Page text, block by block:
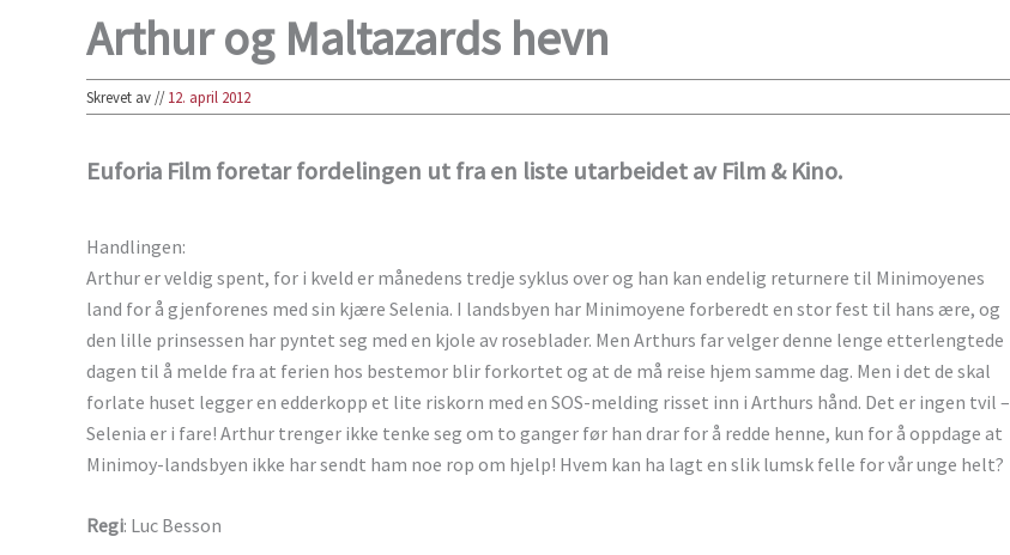
Arthur og Maltazards hevn
Skrevet av//12. april 2012
Euforia Film foretar fordelingen ut fra en liste utarbeidet av Film & Kino.
Handlingen:
Arthur er veldig spent, for i kveld er månedens tredje syklus over og han kan endelig returnere til Minimoyenes
land for å gjenforenes med sin kjære Selenia. I landsbyen har Minimoyene forberedt en stor fest til hans ære, og
den lille prinsessen har pyntet seg med en kjole av roseblader. Men Arthurs far velger denne lenge etterlengtede
dagen til å melde fra at ferien hos bestemor blir forkortet og at de må reise hjem samme dag. Men i det de skal
forlate huset legger en edderkopp et lite riskorn med en SOS-melding risset inn i Arthurs hånd. Det er ingen tvil –
Selenia er i fare! Arthur trenger ikke tenke seg om to ganger før han drar for å redde henne, kun for å oppdage at
Minimoy-landsbyen ikke har sendt ham noe rop om hjelp! Hvem kan ha lagt en slik lumsk felle for vår unge helt?
Regi: Luc Besson